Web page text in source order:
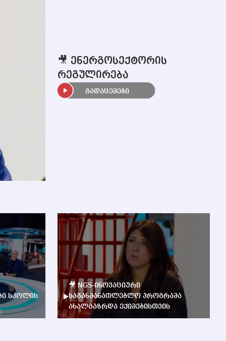
🎥 ენერგოსექტორის
რეგულირება
გადაცემები
სკოლის
🎥 NGS-ინოვაციური
საგანმანათლებლო პროგრამა
ახალგაზრდა ექიმებისთვის